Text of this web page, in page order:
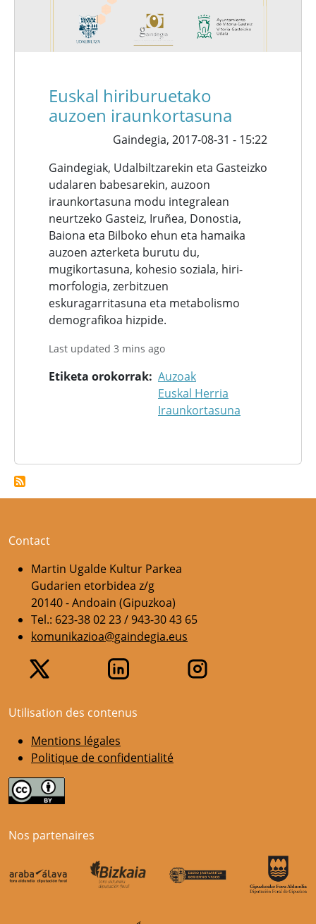
Euskal hiriburuetako
auzoen iraunkortasuna
Gaindegia, 2017-08-31 - 15:22
Gaindegiak, Udalbiltzarekin eta Gasteizko
udalaren babesarekin, auzoon
iraunkortasuna modu integralean
neurtzeko Gasteiz, Iruñea, Donostia,
Baiona eta Bilboko ehun eta hamaika
auzoen azterketa burutu du,
mugikortasuna, kohesio soziala, hiri-
morfologia, zerbitzuen
eskuragarritasuna eta metabolismo
demografikoa hizpide.
Last updated 3 mins ago
Etiketa orokorrak Auzoak
Euskal Herria
Iraunkortasuna
Contact
Martin Ugalde Kultur Parkea
Gudarien etorbidea z/g
20140 - Andoain (Gipuzkoa)
Tel.: 623-38 02 23 / 943-30 43 65
komunikazioa@gaindegia.eus
Utilisation des contenus
Mentions légales
Politique de confidentialité
Nos partenaires